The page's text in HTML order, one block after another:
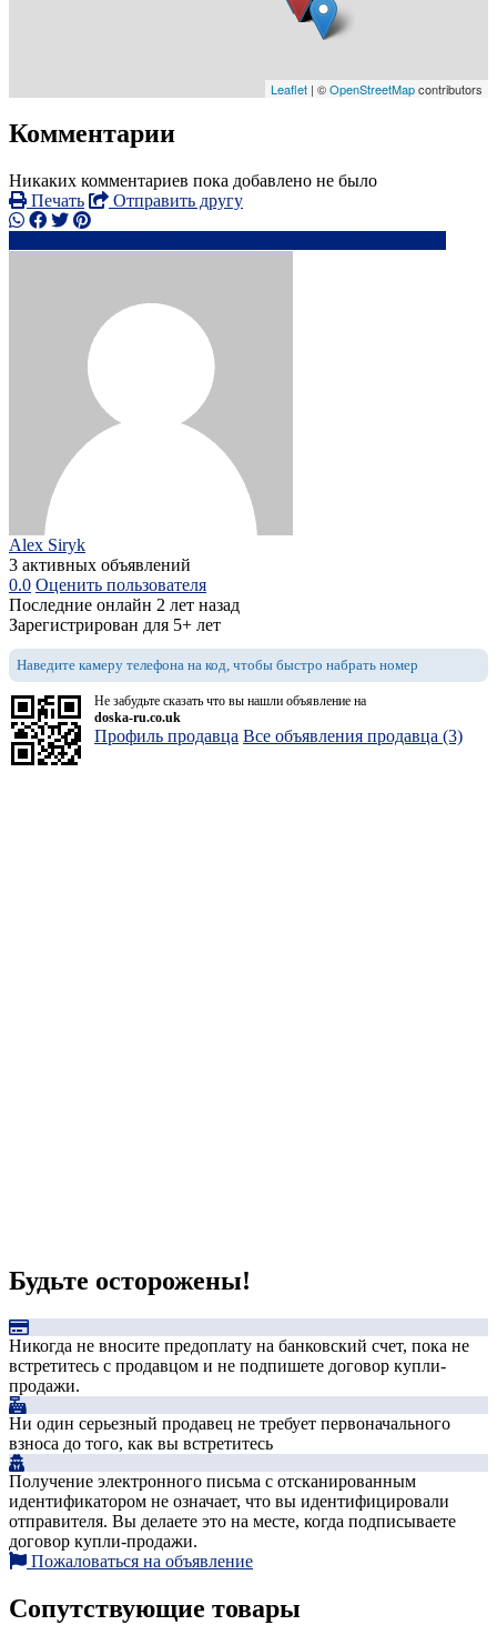
Leaflet | ©OpenStreetMapcontributors
Комментарии
Никаких комментариев пока добавлено не было
Печать
Отправить другу
Alex Siryk
3 активных объявлений
0.0 Оценить пользователя
Последние онлайн 2 лет назад
Зарегистрирован для 5+ лет
Наведите камеру телефона на код, чтобы быстро набрать номер
Не забудьте сказать что вы нашли объявление на
doska-ru.co.uk
Профиль продавца Все объявления продавца (3)
Будьте осторожены!
Никогда не вносите предоплату на банковский счет, пока не
встретитесь с продавцом и не подпишете договор купли-
продажи.
Ни один серьезный продавец не требует первоначального
взноса до того, как вы встретитесь
Получение электронного письма с отсканированным
идентификатором не означает, что вы идентифицировали
отправителя. Вы делаете это на месте, когда подписываете
договор купли-продажи.
Пожаловаться на объявление
Сопутствующие товары